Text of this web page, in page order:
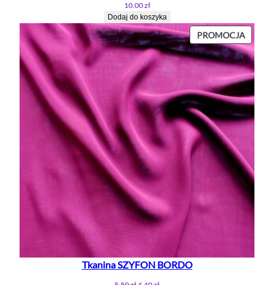
10.00zł
Dodaj do koszyka
PROMOCJA
W
Tkanina SZYFON BORDO